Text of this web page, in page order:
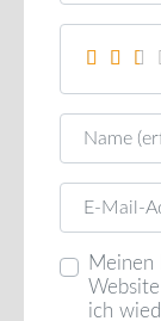
Name
E-Mail
Meinen
ich